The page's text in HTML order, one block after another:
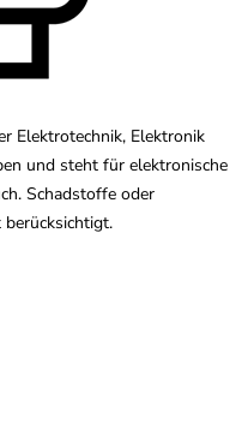
Elektrotechnik, Elektronik
und steht für elektronische
Schadstoffe oder
berücksichtigt.